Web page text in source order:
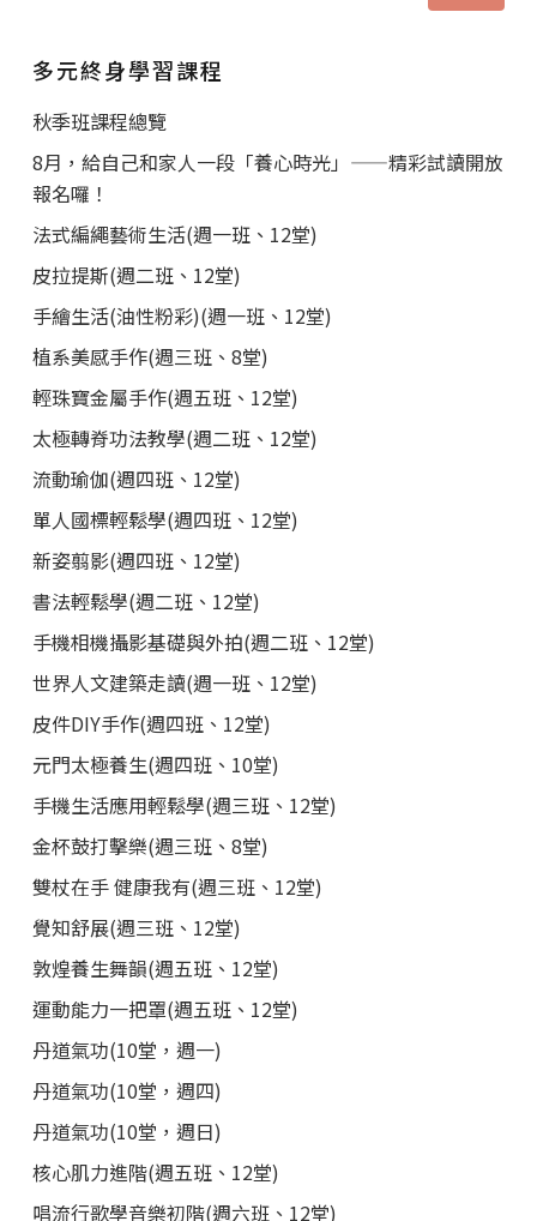
多元終身學習課程
秋季班課程總覽
8月，給自己和家人一段「養心時光」——精彩試讀開放
報名囉！
法式編繩藝術生活(週一班、12堂)
皮拉提斯(週二班、12堂)
手繪生活(油性粉彩)(週一班、12堂)
植系美感手作(週三班、8堂)
輕珠寶金屬手作(週五班、12堂)
太極轉脊功法教學(週二班、12堂)
流動瑜伽(週四班、12堂)
單人國標輕鬆學(週四班、12堂)
新姿翦影(週四班、12堂)
書法輕鬆學(週二班、12堂)
手機相機攝影基礎與外拍(週二班、12堂)
世界人文建築走讀(週一班、12堂)
皮件DIY手作(週四班、12堂)
元門太極養生(週四班、10堂)
手機生活應用輕鬆學(週三班、12堂)
金杯鼓打擊樂(週三班、8堂)
雙杖在手 健康我有(週三班、12堂)
覺知舒展(週三班、12堂)
敦煌養生舞韻(週五班、12堂)
運動能力一把罩(週五班、12堂)
丹道氣功(10堂，週一)
丹道氣功(10堂，週四)
丹道氣功(10堂，週日)
核心肌力進階(週五班、12堂)
唱流行歌學音樂初階(週六班、12堂)